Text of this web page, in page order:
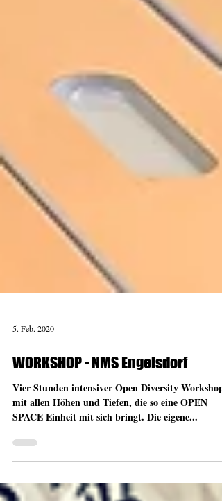
WORKSHOP - NMS Engelsdorf
Vier Stunden intensiver Open Diversity Workshop
mit allen Höhen und Tiefen, die so eine OPEN
SPACE Einheit mit sich bringt. Die eigene...